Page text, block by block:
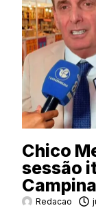
Chico
sessão
Redacao